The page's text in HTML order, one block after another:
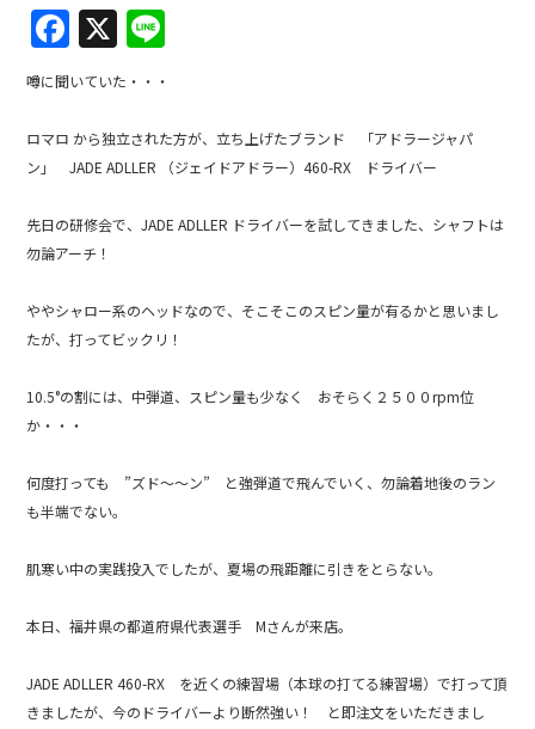
F
a
c
e
b
o
o
k
X
噂に聞いていた・・・
ロマロ から独立された方が、立ち上げたブランド 「アドラージャパ
ン」 JADE ADLLER （ジェイドアドラー）460-RX ドライバー
先日の研修会で、JADE ADLLER ドライバーを試してきました、シャフトは
勿論アーチ！
ややシャロー系のヘッドなので、そこそこのスピン量が有るかと思いまし
たが、打ってビックリ！
10.5°の割には、中弾道、スピン量も少なく おそらく２５００rpm位
か・・・
何度打っても ”ズド～～ン” と強弾道で飛んでいく、勿論着地後のラン
も半端でない。
肌寒い中の実践投入でしたが、夏場の飛距離に引きをとらない。
本日、福井県の都道府県代表選手 Mさんが来店。
JADE ADLLER 460-RX を近くの練習場（本球の打てる練習場）で打って頂
きましたが、今のドライバーより断然強い！ と即注文をいただきまし